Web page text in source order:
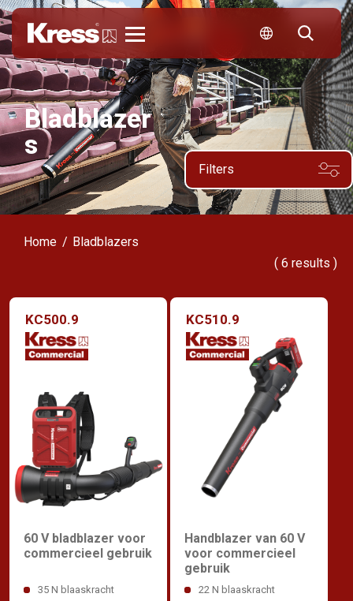
Bladblazer
s
Filters
Home
Bladblazers
( 6 results )
KC500.9
60 V bladblazer voor
commercieel gebruik
35 N blaaskracht
KC510.9
Handblazer van 60 V
voor commercieel
gebruik
22 N blaaskracht